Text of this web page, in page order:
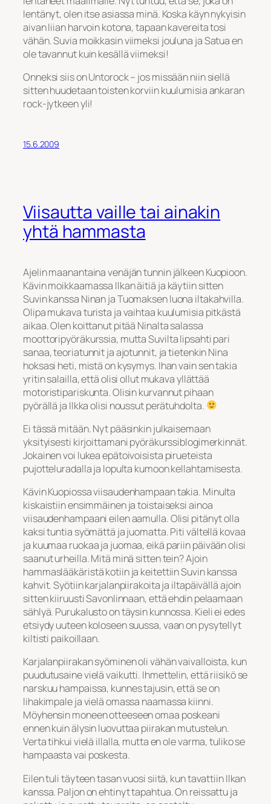
lentänyt, olen itse asiassa minä. Koska käyn nykyisin
aivan liian harvoin kotona, tapaan kavereita tosi
vähän. Suvia moikkasin viimeksi jouluna ja Satua en
ole tavannut kuin kesällä viimeksi!
Onneksi siis on Untorock – jos missään niin siellä
sitten huudetaan toisten korviin kuulumisia ankaran
rock-jytkeen yli!
15.6.2009
Viisautta vaille tai ainakin
yhtä hammasta
Ajelin maanantaina venäjän tunnin jälkeen Kuopioon.
Kävin moikkaamassa Ilkan äitiä ja käytiin sitten
Suvin kanssa Ninan ja Tuomaksen luona iltakahvilla.
Olipa mukava turista ja vaihtaa kuulumisia pitkästä
aikaa. Olen koittanut pitää Ninalta salassa
moottoripyöräkurssia, mutta Suvilta lipsahti pari
sanaa, teoriatunnit ja ajotunnit, ja tietenkin Nina
hoksasi heti, mistä on kysymys. Ihan vain sen takia
yritin salailla, että olisi ollut mukava yllättää
motoristipariskunta. Olisin kurvannut pihaan
pyörällä ja Ilkka olisi noussut perätuhdolta.
Ei tässä mitään. Nyt pääsinkin julkaisemaan
yksityisesti kirjoittamani pyöräkurssiblogimerkinnät.
Jokainen voi lukea epätoivoisista pirueteista
pujotteluradalla ja lopulta kumoon kellahtamisesta.
Kävin Kuopiossa viisaudenhampaan takia. Minulta
kiskaistiin ensimmäinen ja toistaiseksi ainoa
viisaudenhampaani eilen aamulla. Olisi pitänyt olla
kaksi tuntia syömättä ja juomatta. Piti vältellä kovaa
ja kuumaa ruokaa ja juomaa, eikä pariin päivään olisi
saanut urheilla. Mitä minä sitten tein? Ajoin
hammaslääkäristä kotiin ja keitettiin Suvin kanssa
kahvit. Syötiin karjalanpiirakoita ja iltapäivällä ajoin
sitten kiiruusti Savonlinnaan, että ehdin pelaamaan
sählyä. Purukalusto on täysin kunnossa. Kieli ei edes
etsiydy uuteen koloseen suussa, vaan on pysytellyt
kiltisti paikoillaan.
Karjalanpiirakan syöminen oli vähän vaivalloista, kun
puudutusaine vielä vaikutti. Ihmettelin, että riisikö se
narskuu hampaissa, kunnes tajusin, että se on
lihakimpale ja vielä omassa naamassa kiinni.
Möyhensin moneen otteeseen omaa poskeani
ennen kuin älysin luovuttaa piirakan mutustelun.
Verta tihkui vielä illalla, mutta en ole varma, tuliko se
hampaasta vai poskesta.
Eilen tuli täyteen tasan vuosi siitä, kun tavattiin Ilkan
kanssa. Paljon on ehtinyt tapahtua. On reissattu ja